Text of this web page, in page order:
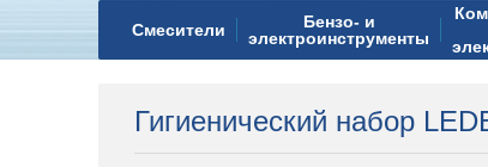
Смесители
Бензо- и
электроинструменты
Гигиенический набор